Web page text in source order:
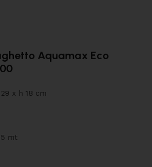
Aquamax Eco
x h 18 cm
5 mt